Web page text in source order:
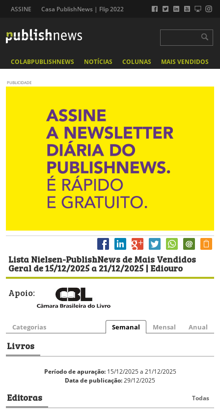
ASSINE Casa PublishNews | Flip 2022
COLABPUBLISHNEWS NOTÍCIAS COLUNAS MAIS VENDIDOS
PUBLICIDADE
Lista Nielsen-PublishNews de Mais Vendidos
Geral de 15/12/2025 a 21/12/2025 | Ediouro
Apoio:
Categorias Semanal Mensal Anual
Livros
Período de apuração:15/12/2025 a 21/12/2025
Data de publicação:29/12/2025
Editoras Todas